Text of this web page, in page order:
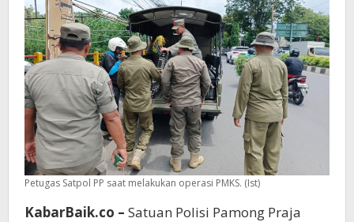
Petugas Satpol PP saat melakukan operasi PMKS. (Ist)
KabarBaik.co – Satuan Polisi Pamong Praja